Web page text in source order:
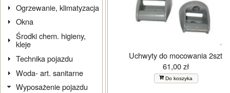
Ogrzewanie, klimatyzacja
Okna
Środki chem. higieny,
kleje
Technika pojazdu
Woda- art. sanitarne
Wyposażenie pojazdu
Uchwyty do mocowania 2szt
61,00 zł
Do koszyka